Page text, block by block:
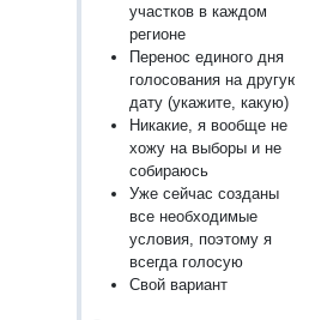
участков в каждом
регионе
Перенос единого дня
голосования на другую
дату (укажите, какую)
Никакие, я вообще не
хожу на выборы и не
собираюсь
Уже сейчас созданы
все необходимые
условия, поэтому я
всегда голосую
Свой вариант